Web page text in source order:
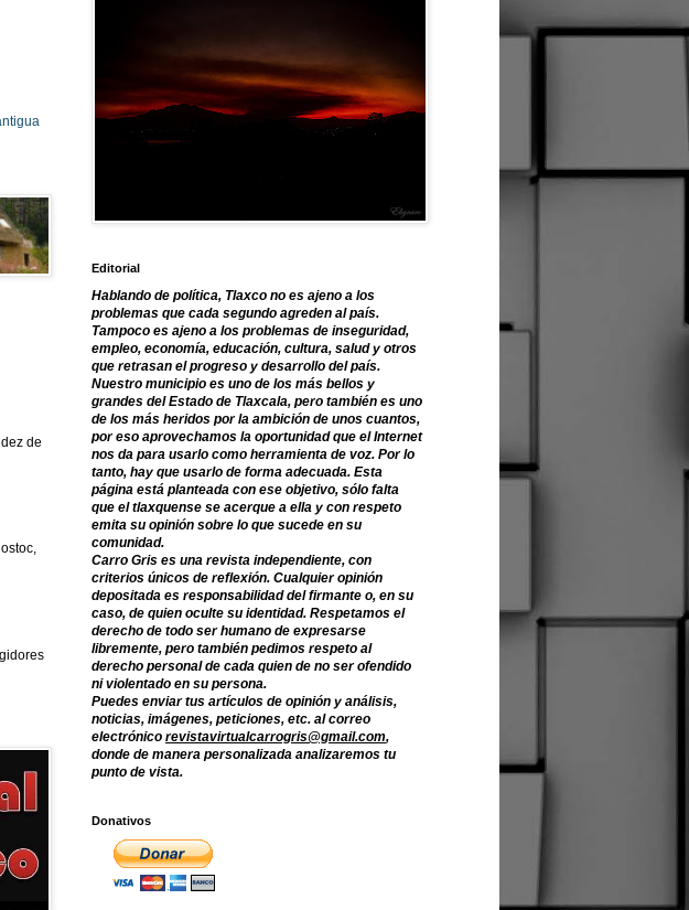
de
Editorial
Hablando de política, Tlaxco no es ajeno a los
problemas que cada segundo agreden al país.
Tampoco es ajeno a los problemas de inseguridad,
empleo, economía, educación, cultura, salud y otros
que retrasan el progreso y desarrollo del país.
Nuestro municipio es uno de los más bellos y
grandes del Estado de Tlaxcala, pero también es uno
de los más heridos por la ambición de unos cuantos,
por eso aprovechamos la oportunidad que el Internet
nos da para usarlo como herramienta de voz. Por lo
tanto, hay que usarlo de forma adecuada. Esta
página está planteada con ese objetivo, sólo falta
que el tlaxquense se acerque a ella y con respeto
emita su opinión sobre lo que sucede en su
comunidad.
Carro Gris es una revista independiente, con
criterios únicos de reflexión. Cualquier opinión
depositada es responsabilidad del firmante o, en su
caso, de quien oculte su identidad. Respetamos el
derecho de todo ser humano de expresarse
libremente, pero también pedimos respeto al
derecho personal de cada quien de no ser ofendido
ni violentado en su persona.
Puedes enviar tus artículos de opinión y análisis,
noticias, imágenes, peticiones, etc. al correo
electrónico revistavirtualcarrogris@gmail.com,
donde de manera personalizada analizaremos tu
punto de vista.
Donativos